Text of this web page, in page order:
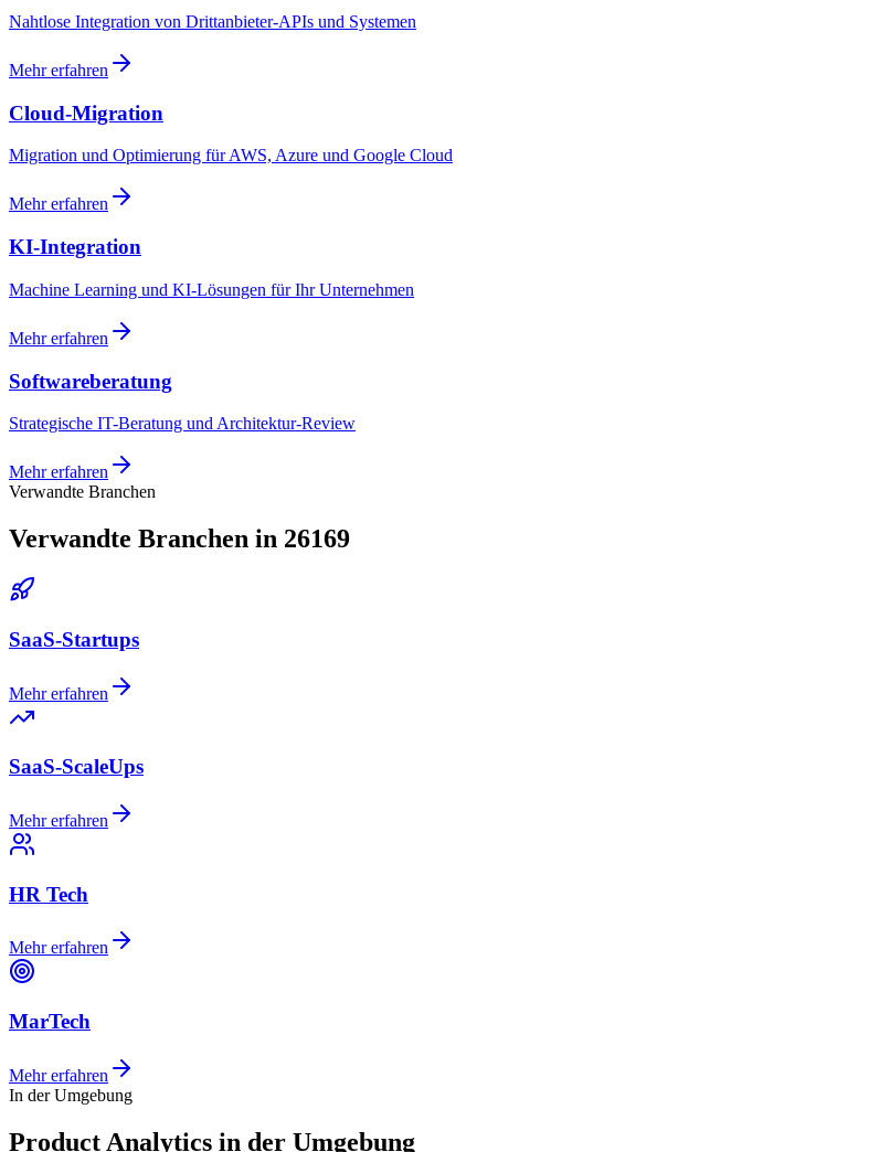
Nahtlose Integration von Drittanbieter-APIs und Systemen
Mehr erfahren
Cloud-Migration
Migration und Optimierung für AWS, Azure und Google Cloud
Mehr erfahren
KI-Integration
Machine Learning und KI-Lösungen für Ihr Unternehmen
Mehr erfahren
Softwareberatung
Strategische IT-Beratung und Architektur-Review
Mehr erfahren
Verwandte Branchen
Verwandte Branchen in 26169
SaaS-Startups
Mehr erfahren
SaaS-ScaleUps
Mehr erfahren
HR Tech
Mehr erfahren
MarTech
Mehr erfahren
In der Umgebung
Product Analytics in der Umgebung